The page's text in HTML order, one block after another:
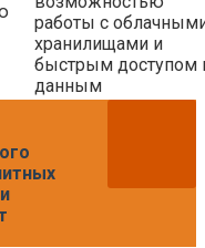
работы с
хранилищами и
быстрым доступом
данным